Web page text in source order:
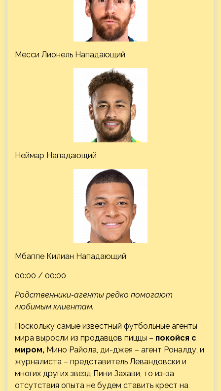
Месси Лионель Нападающий
Неймар Нападающий
Мбаппе Килиан Нападающий
00:00 / 00:00
Родственники-агенты редко помогают
любимым клиентам.
Поскольку самые известный футбольные агенты
мира выросли из продавцов пиццы – покойся с
миром, Мино Райола, ди-джея – агент Роналду, и
журналиста – представитель Левандовски и
многих других звезд Пини Захави, то из-за
отсутствия опыта не будем ставить крест на